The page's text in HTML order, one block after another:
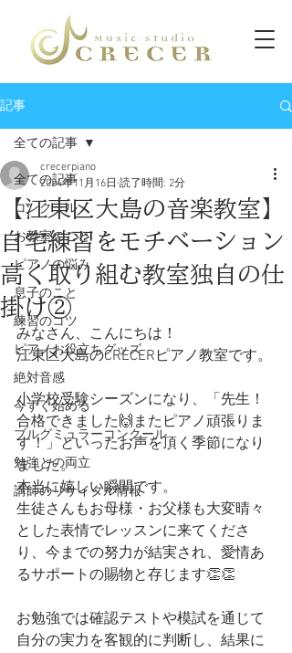
記事
全ての記事
コンクール
お教室のこと
ピアノの悩み
息子のこと
練習のコツ
ピアノお役立ちグッズ
絶対音感
今すぐ始める
ブルグミュラーコンクール
勉強との両立
講師のリサイタル情報
全ての記事
【江東区大島の音楽教室】
自宅練習をモチベーション
高く取り組む教室独自の仕
掛け②
crecerpiano
2024年11月16日 読了時間: 2分
みなさん、こんにちは！
江東区大島のCRECERピアノ教室です。
小学校受験シーズンになり、「先生！
合格できました🙌またピアノ頑張りま
す！」といったお声を頂く季節になり
ました。
本当に嬉しい瞬間です。
生徒さんもお母様・お父様も大変晴々
とした表情でレッスンに来てくださ
り、今までの努力が結実され、愛情あ
るサポートの賜物と存じます👏👏
お勉強では確認テストや模試を通じて
自分の実力を客観的に判断し、結果に